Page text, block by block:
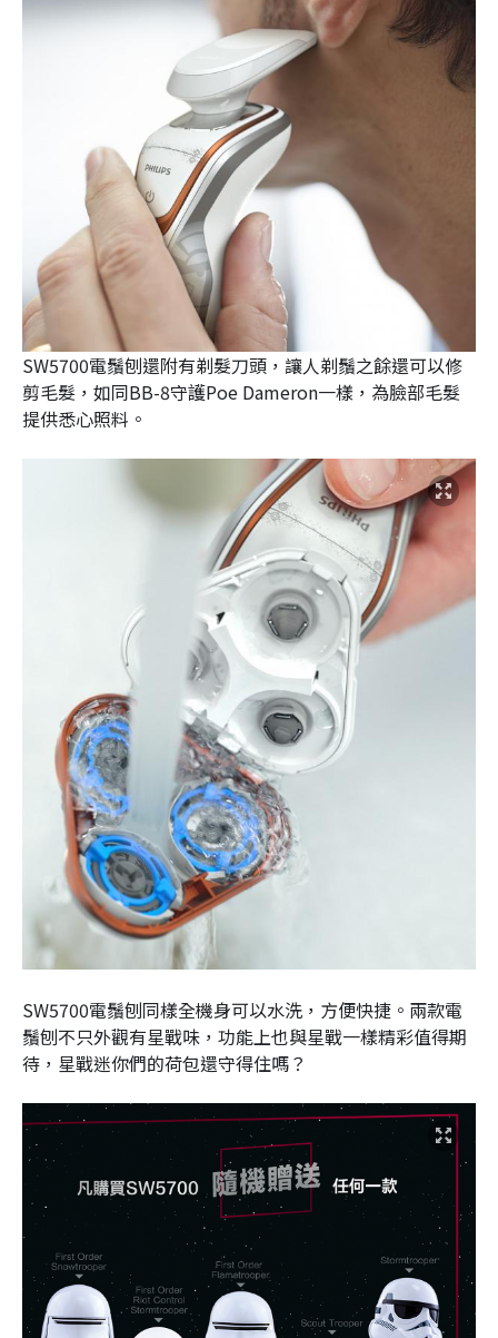
SW5700電鬚刨還附有剃髮刀頭，讓人剃鬚之餘還可以修
剪毛髮，如同BB-8守護Poe Dameron一樣，為臉部毛髮
提供悉心照料。
SW5700電鬚刨同樣全機身可以水洗，方便快捷。兩款電
鬚刨不只外觀有星戰味，功能上也與星戰一樣精彩值得期
待，星戰迷你們的荷包還守得住嗎？